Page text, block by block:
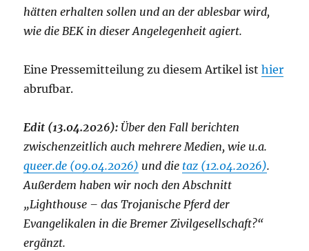
hätten erhalten sollen und an der ablesbar wird,
wie die BEK in dieser Angelegenheit agiert.
Eine Pressemitteilung zu diesem Artikel isthier
abrufbar.
Edit (13.04.2026): Über den Fall berichten
zwischenzeitlich auch mehrere Medien, wie u.a.
queer.de (09.04.2026) und die taz (12.04.2026).
Außerdem haben wir noch den Abschnitt
„Lighthouse – das Trojanische Pferd der
Evangelikalen in die Bremer Zivilgesellschaft?“
ergänzt.